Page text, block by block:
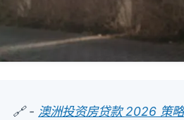
🔗 - 澳洲投资房贷款 2026 策